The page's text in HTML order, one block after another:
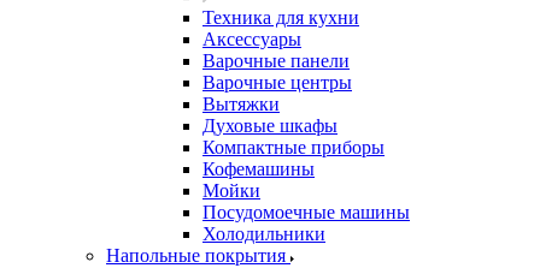
Техника для кухни
Аксессуары
Варочные панели
Варочные центры
Вытяжки
Духовые шкафы
Компактные приборы
Кофемашины
Мойки
Посудомоечные машины
Холодильники
Напольные покрытия